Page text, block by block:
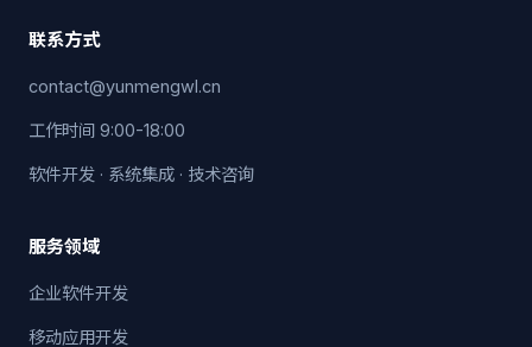
联系方式
contact@yunmengwl.cn
工作时间 9:00-18:00
软件开发 · 系统集成 · 技术咨询
服务领域
企业软件开发
移动应用开发